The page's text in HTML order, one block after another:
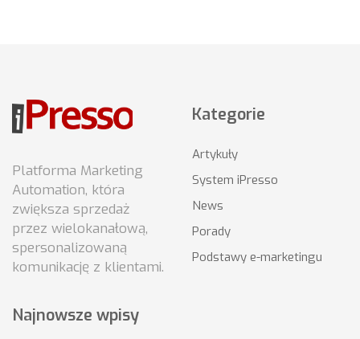
Platforma Marketing
Automation, która
zwiększa sprzedaż
przez wielokanałową,
spersonalizowaną
komunikację z klientami.
Kategorie
Artykuły
System iPresso
News
Porady
Podstawy e-marketingu
Najnowsze wpisy